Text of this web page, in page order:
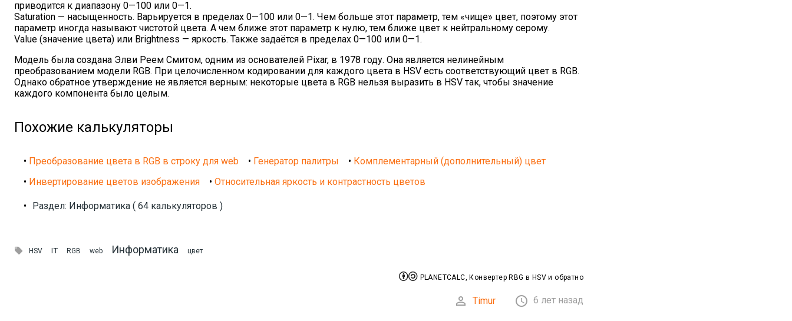
приводится к диапазону 0—100 или 0—1.
Saturation — насыщенность. Варьируется в пределах 0—100 или 0—1. Чем больше этот параметр, тем «чище» цвет, поэтому этот
параметр иногда называют чистотой цвета. А чем ближе этот параметр к нулю, тем ближе цвет к нейтральному серому.
Value (значение цвета) или Brightness — яркость. Также задаётся в пределах 0—100 или 0—1.
Модель была создана Элви Реем Смитом, одним из основателей Pixar, в 1978 году. Она является нелинейным
преобразованием модели RGB. При целочисленном кодировании для каждого цвета в HSV есть соответствующий цвет в RGB.
Однако обратное утверждение не является верным: некоторые цвета в RGB нельзя выразить в HSV так, чтобы значение
каждого компонента было целым.
Похожие калькуляторы
• Преобразование цвета в RGB в строку для web • Генератор палитры • Комплементарный (дополнительный) цвет
• Инвертирование цветов изображения • Относительная яркость и контрастность цветов
• Раздел: Информатика ( 64 калькуляторов )
 HSV IT RGB web Информатика цвет
 PLANETCALC, Конвертер RBG в HSV и обратно
 Timur  6 лет назад